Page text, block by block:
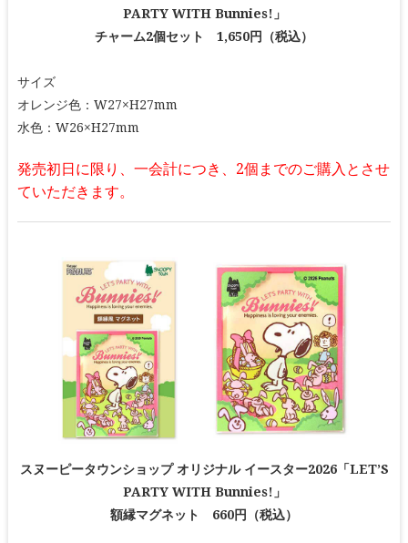
PARTY WITH Bunnies!」
チャーム2個セット 1,650円（税込）
サイズ
オレンジ色：W27×H27mm
水色：W26×H27mm
発売初日に限り、一会計につき、2個までのご購入とさせ
ていただきます。
スヌーピータウンショップ オリジナル イースター2026「LET’S
PARTY WITH Bunnies!」
額縁マグネット 660円（税込）